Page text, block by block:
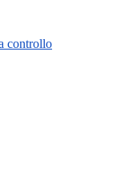
controllo